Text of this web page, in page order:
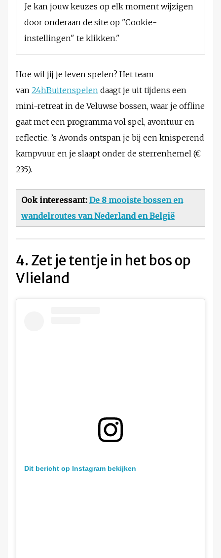
Je kan jouw keuzes op elk moment wijzigen
door onderaan de site op "Cookie-
instellingen" te klikken."
Hoe wil jij je leven spelen? Het team
van 24hBuitenspelen daagt je uit tijdens een
mini-retreat in de Veluwse bossen, waar je offline
gaat met een programma vol spel, avontuur en
reflectie. ’s Avonds ontspan je bij een knisperend
kampvuur en je slaapt onder de sterrenhemel (€
235).
Ook interessant: De 8 mooiste bossen en
wandelroutes van Nederland en België
4. Zet je tentje in het bos op
Vlieland
Dit bericht op Instagram bekijken